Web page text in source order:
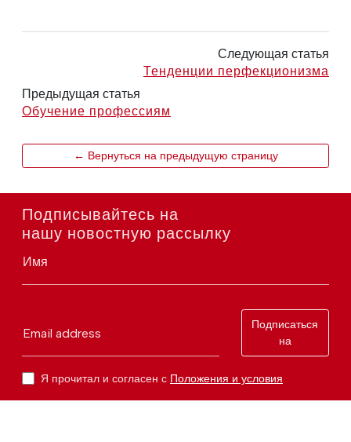
Следующая статья
Тенденции перфекционизма
Предыдущая статья
Обучение профессиям
← Вернуться на предыдущую страницу
Подписывайтесь на
нашу новостную рассылку
Имя
Email address
Подписаться
на
Я прочитал и согласен с Положения и условия